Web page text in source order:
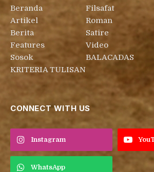
Beranda
Artikel
Berita
Features
Sosok
KRITERIA TULISAN
Filsafat
Roman
Satire
Video
BALACADAS
CONNECT WITH US
Instagram
WhatsApp